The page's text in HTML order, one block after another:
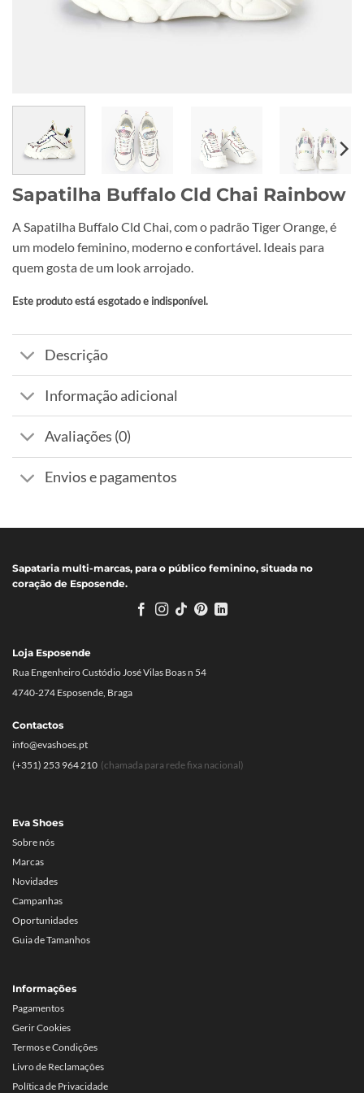
Sapatilha Buffalo Cld Chai Rainbow
A Sapatilha Buffalo Cld Chai, com o padrão Tiger Orange, é
um modelo feminino, moderno e confortável. Ideais para
quem gosta de um look arrojado.
Este produto está esgotado e indisponível.
Alternative:
Descrição
Informação adicional
Avaliações (0)
Envios e pagamentos
Sapataria multi-marcas, para o público feminino, situada no
coração de Esposende.
Eva Shoes
Sobre nós
Marcas
Novidades
Campanhas
Oportunidades
Guia de Tamanhos
Informações
Pagamentos
Gerir Cookies
Termos e Condições
Livro de Reclamações
Política de Privacidade
Loja Esposende
Rua Engenheiro Custódio José Vilas Boas n 54
4740-274 Esposende, Braga
Contactos
info@evashoes.pt
(+351) 253 964 210 (chamada para rede fixa nacional)